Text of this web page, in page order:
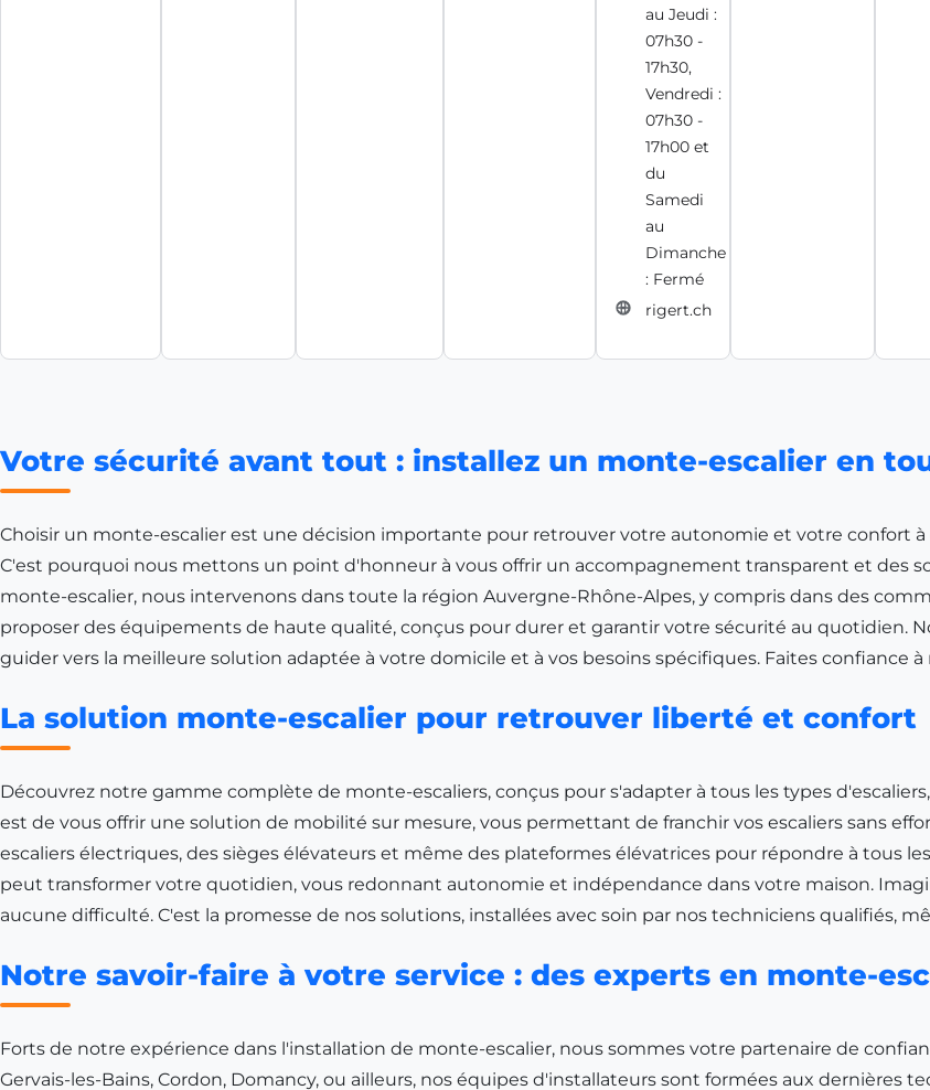
au Jeudi :
07h30 -
17h30,
Vendredi :
07h30 -
17h00 et
du
Samedi
au
Dimanche
: Fermé
rigert.ch
Votre sécurité avant tout : installez un monte-escalier en
Choisir un monte-escalier est une décision importante pour retrouver votre autonomie et votre confort
C'est pourquoi nous mettons un point d'honneur à vous offrir un accompagnement transparent et des
monte-escalier, nous intervenons dans toute la région Auvergne-Rhône-Alpes, y compris dans des
proposer des équipements de haute qualité, conçus pour durer et garantir votre sécurité au quotidien.
guider vers la meilleure solution adaptée à votre domicile et à vos besoins spécifiques. Faites confiance
La solution monte-escalier pour retrouver liberté et confort
Découvrez notre gamme complète de monte-escaliers, conçus pour s'adapter à tous les types
est de vous offrir une solution de mobilité sur mesure, vous permettant de franchir vos escaliers sans
escaliers électriques, des sièges élévateurs et même des plateformes élévatrices pour répondre à tous
peut transformer votre quotidien, vous redonnant autonomie et indépendance dans votre maison.
aucune difficulté. C'est la promesse de nos solutions, installées avec soin par nos techniciens qualifiés,
Notre savoir-faire à votre service : des experts en monte-
Forts de notre expérience dans l'installation de monte-escalier, nous sommes votre partenaire de
Gervais-les-Bains, Cordon, Domancy, ou ailleurs, nos équipes d'installateurs sont formées aux dernières